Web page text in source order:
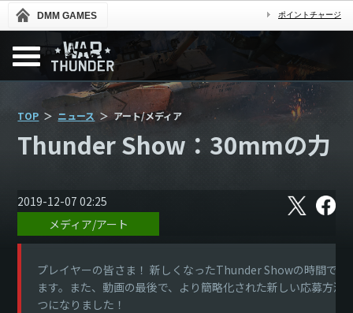
DMM GAMES ポイントチャージ
TOP ニュース アート/メディア
Thunder Show：30mmの力
2019-12-07 02:25 X フ
ェ
ス
ッ
ク
メディア/アート
プレイヤーの皆さま！ 新しくなったThunder Showの時間で
ます。また、動画の最後で、より簡略化された新しい応募方
つになりました！